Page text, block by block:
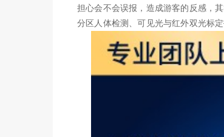
担心会不会误报，造成游客的反感，
分区人体检测、可见光与红外双光标